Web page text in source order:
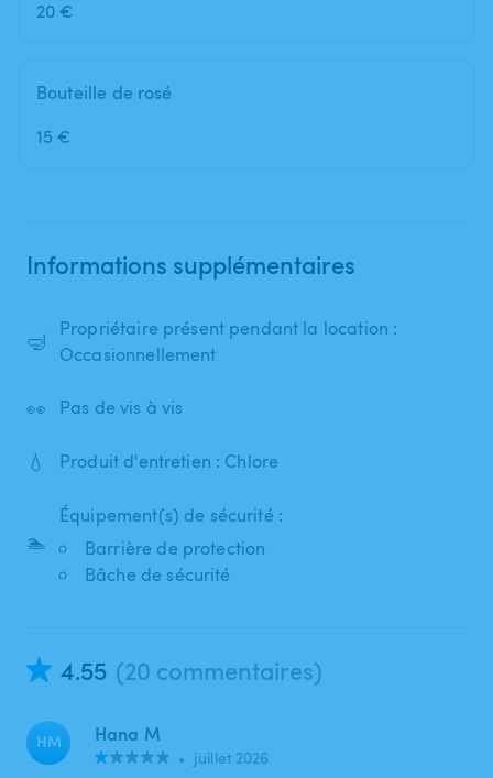
20 €
Bouteille de rosé
15 €
Informations supplémentaires
🤿
Propriétaire présent pendant la location :
Occasionnellement
👀 Pas de vis à vis
💧 Produit d'entretien : Chlore
🏊
Équipement(s) de sécurité :
Barrière de protection
Bâche de sécurité
4.55 (20 commentaires)
HM Hana M
• juillet 2026